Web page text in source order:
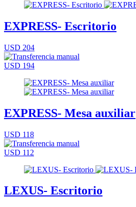
EXPRESS- Escritorio
USD 204
USD 194
EXPRESS- Mesa auxiliar
USD 118
USD 112
LEXUS- Escritorio